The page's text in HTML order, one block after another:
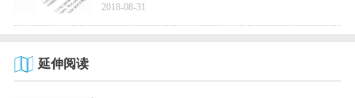
2018-08-31
延伸阅读